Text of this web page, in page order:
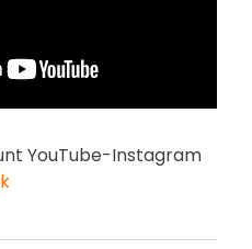
YouTube-Instagram